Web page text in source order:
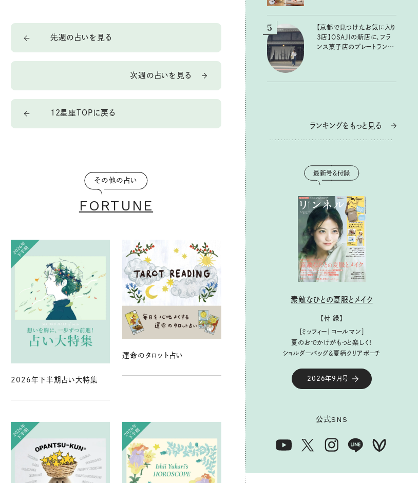
先週の占いを見る
次週の占いを見る
12星座TOPに戻る
その他の占い
FORTUNE
2026年下半期占い大特集
運命のタロット占い
5
【京都で見つけたお気に入り
3店】OSAJIの新店に、フラ
ンス菓子店のプレートラン
ランキングをもっと見る
最新号＆付録
素敵なひとの夏服とメイク
【付 録】
［ミッフィー｜コールマン］
夏のおでかけがもっと楽しく！
ショルダーバッグ&夏柄クリアポーチ
2026年9月号
公式SNS